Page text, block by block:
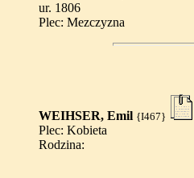
ur. 1806
Plec: Mezczyzna
WEIHSER, Emil {I467}
Plec: Kobieta
Rodzina: